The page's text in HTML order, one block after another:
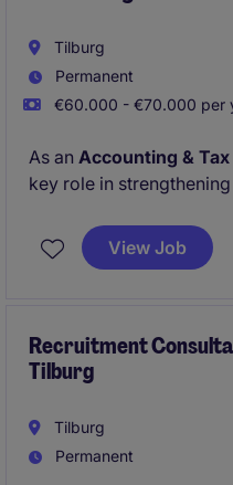
Tilburg
Permanent
€60.000 - €70.000 per
As an Accounting &
key role in
You combine hands-on
responsibilities with
structures rather than
View Job
Recruitment
Tilburg
Tilburg
Permanent